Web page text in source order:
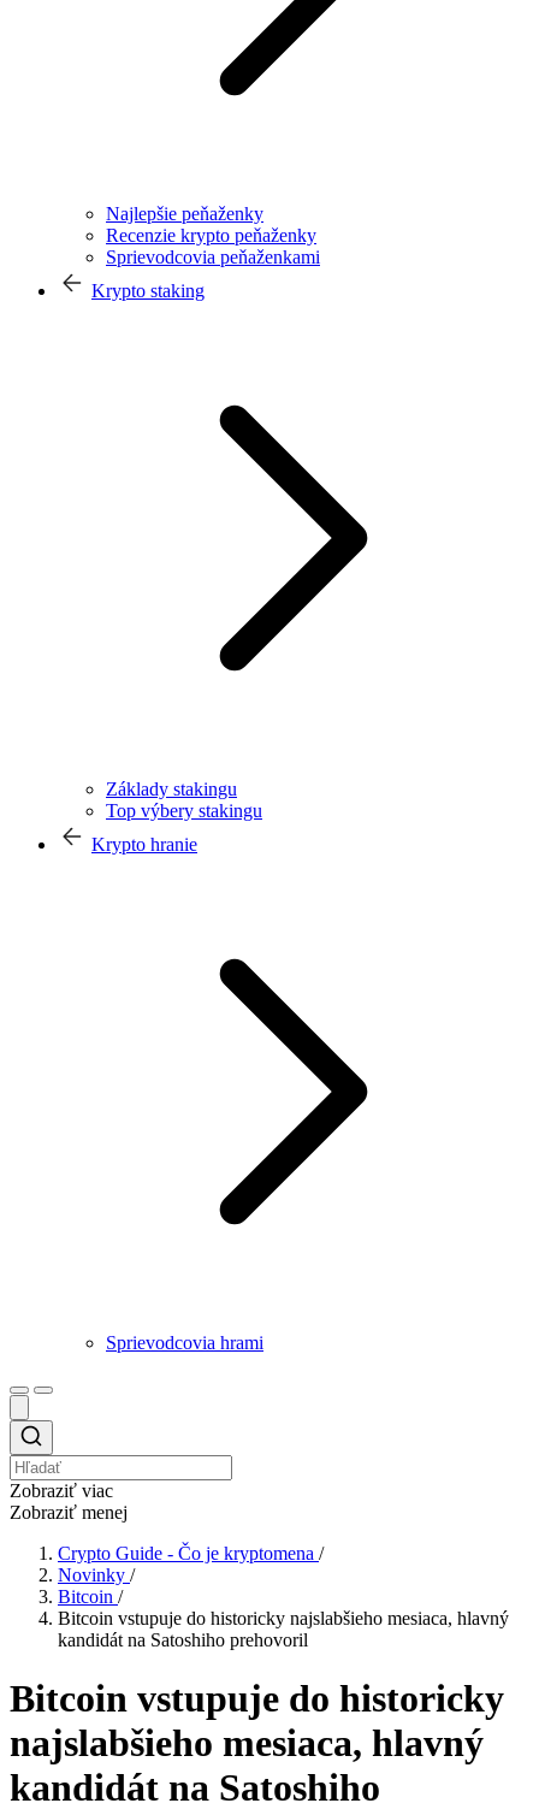
Najlepšie peňaženky
Recenzie krypto peňaženky
Sprievodcovia peňaženkami
Krypto staking
Základy stakingu
Top výbery stakingu
Krypto hranie
Sprievodcovia hrami
Zobraziť viac
Zobraziť menej
Crypto Guide - Čo je kryptomena /
Novinky /
Bitcoin /
Bitcoin vstupuje do historicky najslabšieho mesiaca, hlavný
kandidát na Satoshiho prehovoril
Bitcoin vstupuje do historicky
najslabšieho mesiaca, hlavný
kandidát na Satoshiho